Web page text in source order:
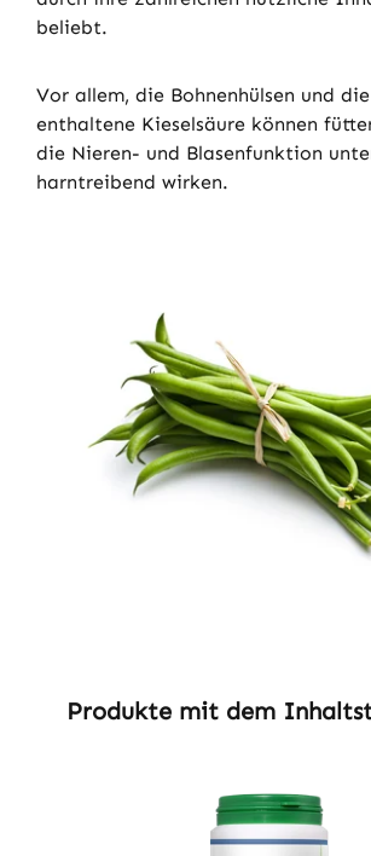
beliebt.
Vor allem, die Bohnenhülsen und
enthaltene Kieselsäure können
die Nieren- und Blasenfunktion
harntreibend wirken.
Produktgalerie überspringen
Produkte mit dem